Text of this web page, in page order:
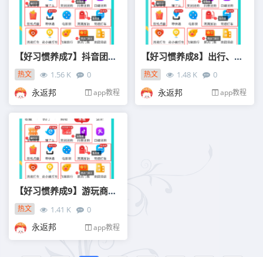
【好习惯养成7】抖音团购有些店家返的真多啊！
热文 1.56 K
0
01-18
永返邦 app教程
【好习惯养成8】出行、加油，先领券再下单！
热文 1.48 K
0
01-18
永返邦 app教程
【好习惯养成9】游玩商务省钱攻略！
热文 1.41 K
0
01-16
永返邦 app教程